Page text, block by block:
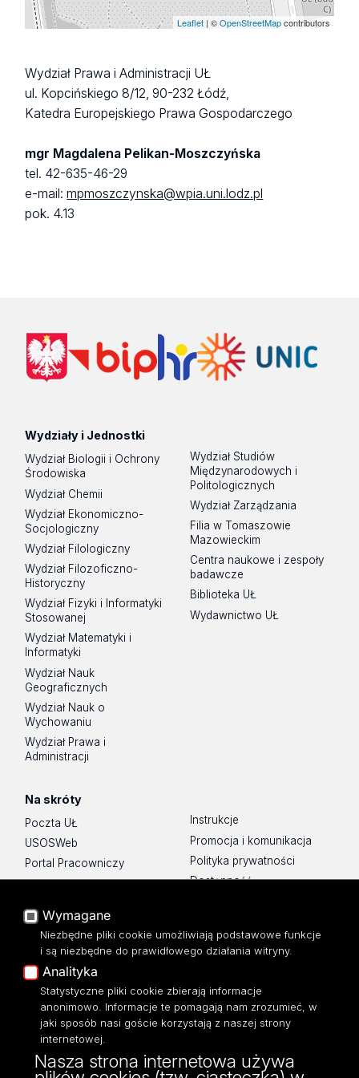
Leaflet| ©OpenStreetMapcontributors
Wydział Prawa i Administracji UŁ
ul. Kopcińskiego 8/12, 90-232 Łódź,
Katedra Europejskiego Prawa Gospodarczego
mgr Magdalena Pelikan-Moszczyńska
tel. 42-635-46-29
e-mail:mpmoszczynska@wpia.uni.lodz.pl
pok. 4.13
Wydziały i Jednostki
Wydział Biologii i Ochrony
Środowiska
Wydział Chemii
Wydział Ekonomiczno-
Socjologiczny
Wydział Filologiczny
Wydział Filozoficzno-
Historyczny
Wydział Fizyki i Informatyki
Stosowanej
Wydział Matematyki i
Informatyki
Wydział Nauk
Geograficznych
Wydział Nauk o
Wychowaniu
Wydział Prawa i
Administracji
Wydział Studiów
Międzynarodowych i
Politologicznych
Wydział Zarządzania
Filia w Tomaszowie
Mazowieckim
Centra naukowe i zespoły
badawcze
Biblioteka UŁ
Wydawnictwo UŁ
Na skróty
Poczta UŁ
USOSWeb
Portal Pracowniczy
Baza Aktów Własnych
Moodle
Eksperci UŁ
Polityka Prywatności
Dostępność
Instrukcje
Promocja i komunikacja
Polityka prywatności
Dostępność
Bufet ☕
ul. Kopcińskiego 8/12
90-232 Łódź
Wymagane
Niezbędne pliki cookie umożliwiają podstawowe funkcje
i są niezbędne do prawidłowego działania witryny.
Analityka
Statystyczne pliki cookie zbierają informacje
anonimowo. Informacje te pomagają nam zrozumieć, w
jaki sposób nasi goście korzystają z naszej strony
internetowej.
Nasza strona internetowa używa